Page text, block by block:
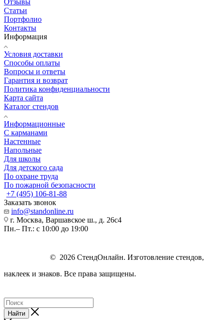
Статьи
Портфолио
Контакты
Информация
Условия доставки
Способы оплаты
Вопросы и ответы
Гарантия и возврат
Политика конфиденциальности
Карта сайта
Каталог стендов
Информационные
С карманами
Настенные
Напольные
Для школы
Для детского сада
По охране труда
По пожарной безопасности
+7 (495) 106-81-88
Заказать звонок
info@standonline.ru
г. Москва, Варшавское ш., д. 26с4
Пн.– Пт.: с 10:00 до 19:00
© 2026 СтендОнлайн. Изготовление стендов,
наклеек и знаков. Все права защищены.
Найти